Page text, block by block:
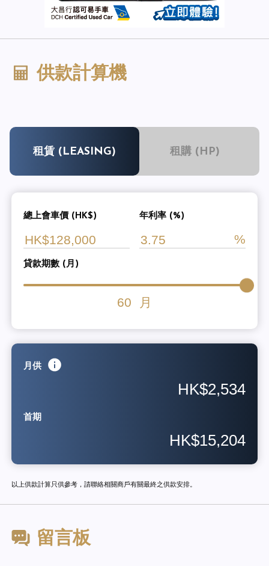
供款計算機
租賃 (LEASING) 租購 (HP)
總上會車價 (HK$) 年利率 (%)
貸款期數 (月)
60 月
月供
HK$2,534
首期
HK$15,204
以上供款計算只供參考，請聯絡相關商戶有關最終之供款安排。
留言板